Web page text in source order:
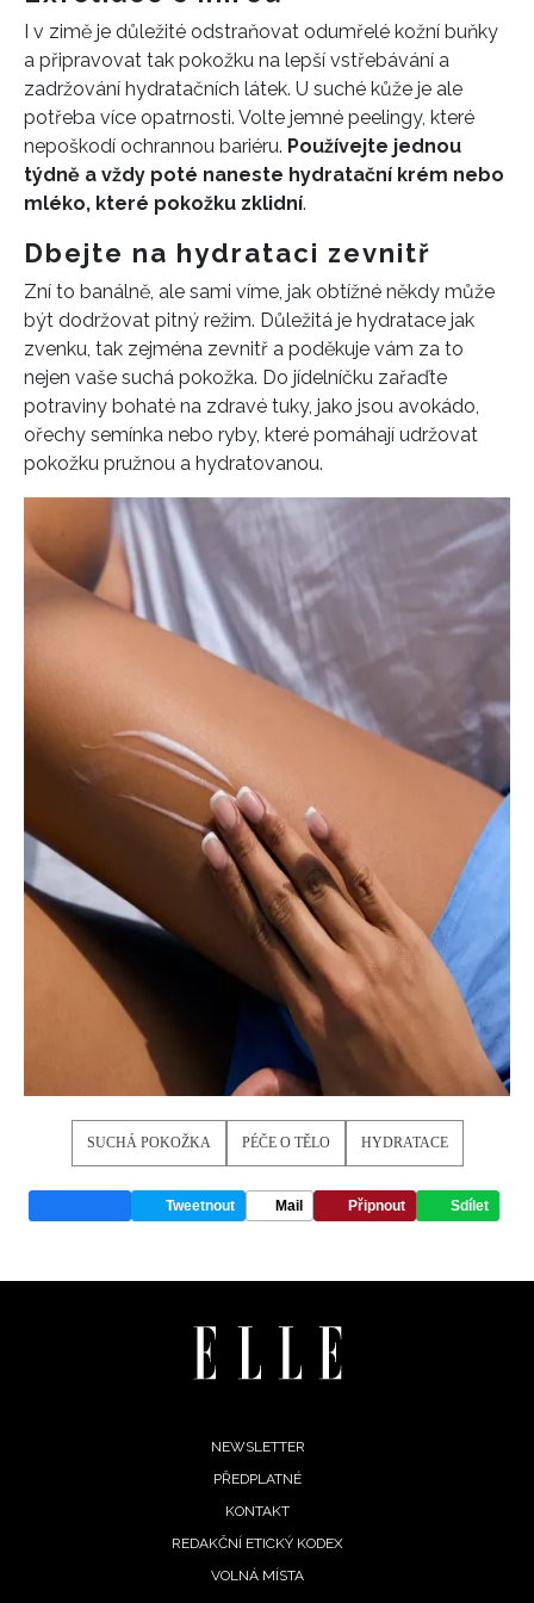
INFORMACE
I v zimě je důležité odstraňovat odumřelé kožní buňky
a připravovat tak pokožku na lepší vstřebávání a
zadržování hydratačních látek. U suché kůže je ale
potřeba více opatrnosti. Volte jemné peelingy, které
nepoškodí ochrannou bariéru. Používejte jednou
týdně a vždy poté naneste hydratační krém nebo
mléko, které pokožku zklidní.
Dbejte na hydrataci zevnitř
Zní to banálně, ale sami víme, jak obtížné někdy může
být dodržovat pitný režim. Důležitá je hydratace jak
zvenku, tak zejména zevnitř a poděkuje vám za to
nejen vaše suchá pokožka. Do jídelníčku zařaďte
potraviny bohaté na zdravé tuky, jako jsou avokádo,
ořechy semínka nebo ryby, které pomáhají udržovat
pokožku pružnou a hydratovanou.
SUCHÁ POKOŽKA PÉČE O TĚLO HYDRATACE
Tweetnout Mail Připnout Sdílet
NEWSLETTER
PŘEDPLATNÉ
KONTAKT
REDAKČNÍ ETICKÝ KODEX
VOLNÁ MÍSTA